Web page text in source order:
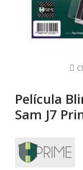
Película
Sam J7